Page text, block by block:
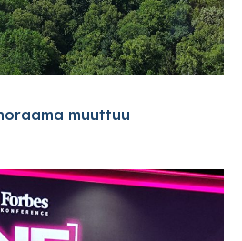
muuttuu